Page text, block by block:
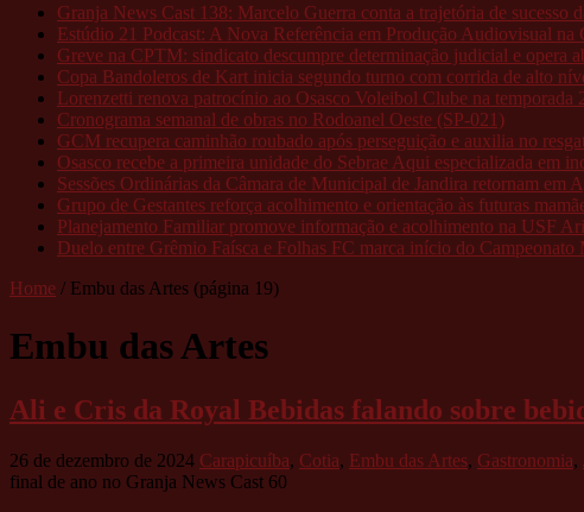
Granja News Cast 138: Marcelo Guerra conta a trajetória de sucesso
Estúdio 21 Podcast: A Nova Referência em Produção Audiovisual na
Greve na CPTM: sindicato descumpre determinação judicial e opera
Copa Bandoleros de Kart inicia segundo turno com corrida de alto
Lorenzetti renova patrocínio ao Osasco Voleibol Clube na
Cronograma semanal de obras no Rodoanel Oeste (SP-021)
GCM recupera caminhão roubado após perseguição e auxilia no
Osasco recebe a primeira unidade do Sebrae Aqui especializada em
Sessões Ordinárias da Câmara de Municipal de Jandira retornam em
Grupo de Gestantes reforça acolhimento e orientação às futuras
Planejamento Familiar promove informação e acolhimento na USF
Duelo entre Grêmio Faísca e Folhas FC marca início do
Home / Embu das Artes (página 19)
Embu das Artes
Ali e Cris da Royal Bebidas falando sobre
26 de dezembro de 2024 Carapicuíba, Cotia, Embu das Artes, Gastronomia,
final de ano no Granja News Cast 60